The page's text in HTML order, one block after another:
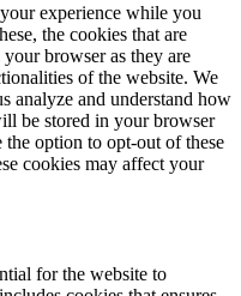
experience while you
the cookies that are
your browser as they are
of the website. We
analyze and understand how
be stored in your browser
option to opt-out of these
cookies may affect your
for the website to